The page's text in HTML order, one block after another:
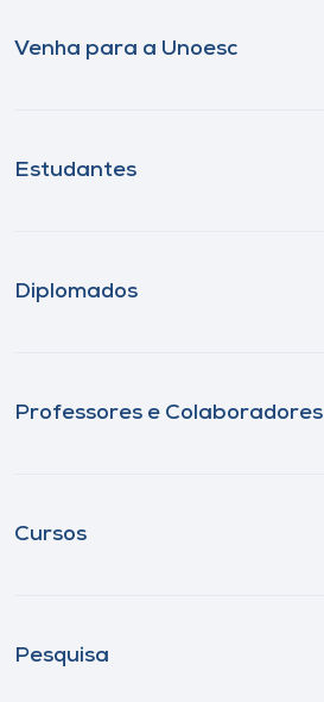
Venha para a Unoesc
Estudantes
Diplomados
Professores e Colaboradores
Cursos
Pesquisa